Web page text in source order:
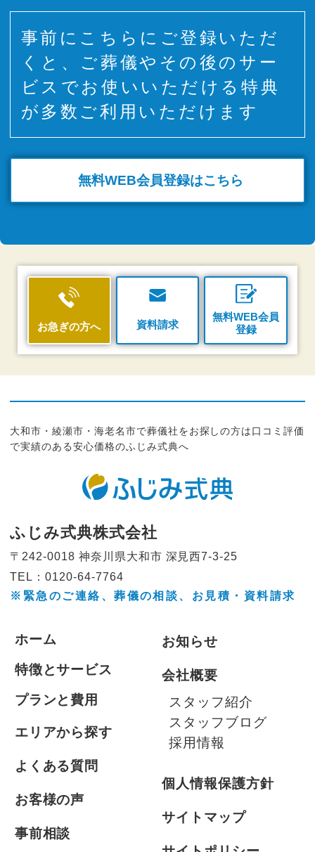
事前にこちらにご登録いただ
くと、ご葬儀やその後のサー
ビスでお使いいただける特典
が多数ご利用いただけます
無料WEB会員登録はこちら
お急ぎの方へ 資料請求
無料WEB会員
登録
大和市・綾瀬市・海老名市で葬儀社をお探しの方は口コミ評価
で実績のある安心価格のふじみ式典へ
ふじみ式典株式会社
〒242-0018 神奈川県大和市 深見西7-3-25
TEL：0120-64-7764
※緊急のご連絡、葬儀の相談、 お見積・資料請求
ホーム
特徴とサービス
プランと費用
エリアから探す
よくある質問
お客様の声
事前相談
お知らせ
会社概要
スタッフ紹介
スタッフブログ
採用情報
個人情報保護方針
サイトマップ